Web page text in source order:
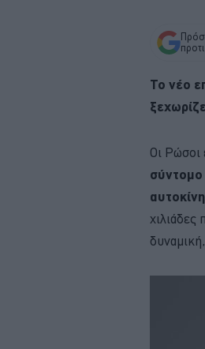
Το νέο
Οι Ρώσοι
σύντομο